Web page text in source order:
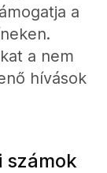
a
a nem
hívások
számok